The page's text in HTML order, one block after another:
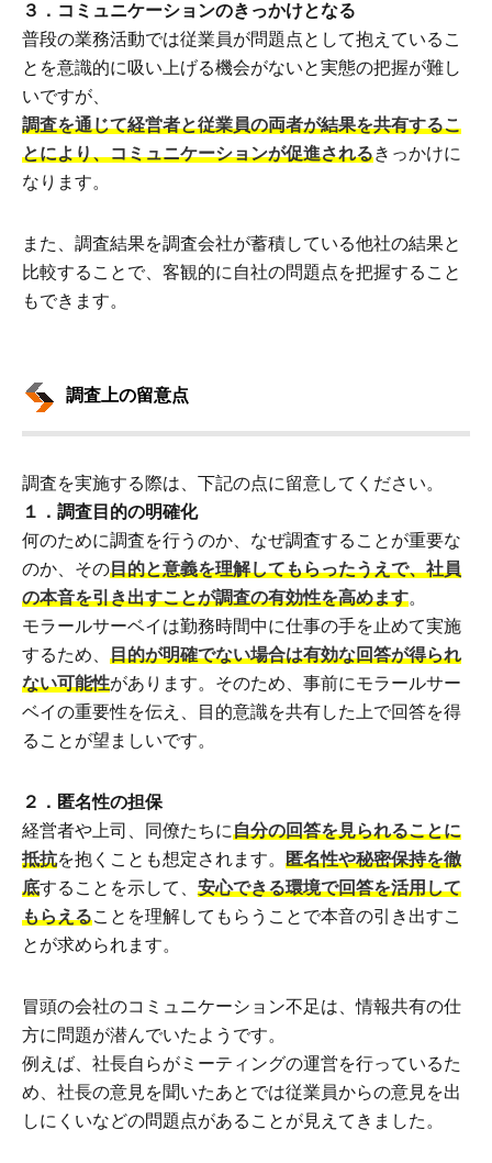
３．コミュニケーションのきっかけとなる
普段の業務活動では従業員が問題点として抱えているこ
とを意識的に吸い上げる機会がないと実態の把握が難し
いですが、
調査を通じて経営者と従業員の両者が結果を共有するこ
とにより、コミュニケーションが促進されるきっかけに
なります。
また、調査結果を調査会社が蓄積している他社の結果と
比較することで、客観的に自社の問題点を把握すること
もできます。
調査上の留意点
調査を実施する際は、下記の点に留意してください。
１．調査目的の明確化
何のために調査を行うのか、なぜ調査することが重要な
のか、その目的と意義を理解してもらったうえで、社員
の本音を引き出すことが調査の有効性を高めます。
モラールサーベイは勤務時間中に仕事の手を止めて実施
するため、 目的が明確でない場合は有効な回答が得られ
ない可能性があります。そのため、事前にモラールサー
ベイの重要性を伝え、目的意識を共有した上で回答を得
ることが望ましいです。
２．匿名性の担保
経営者や上司、同僚たちに自分の回答を見られることに
抵抗を抱くことも想定されます。 匿名性や秘密保持を徹
底することを示して、 安心できる環境で回答を活用して
もらえることを理解してもらうことで本音の引き出すこ
とが求められます。
冒頭の会社のコミュニケーション不足は、情報共有の仕
方に問題が潜んでいたようです。
例えば、社長自らがミーティングの運営を行っているた
め、社長の意見を聞いたあとでは従業員からの意見を出
しにくいなどの問題点があることが見えてきました。